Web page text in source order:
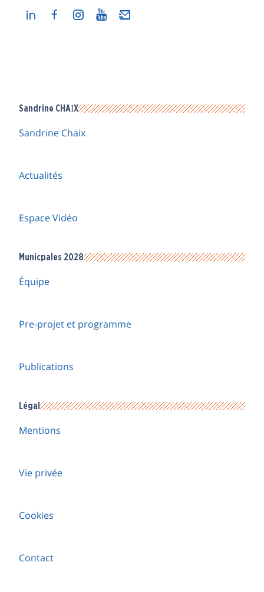
Sandrine CHAIX
Sandrine Chaix
Actualités
Espace Vidéo
Municpales 2028
Équipe
Pre-projet et programme
Publications
Légal
Mentions
Vie privée
Cookies
Contact